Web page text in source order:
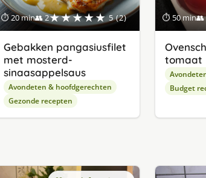
⏱ 20 min👥 2★★★★★ 5 (2)
Gebakken pangasiusfilet
met mosterd-
sinaasappelsaus
Avondeten & hoofdgerechten
Gezonde recepten
⏱ 50 min👥
tomaat
Budget